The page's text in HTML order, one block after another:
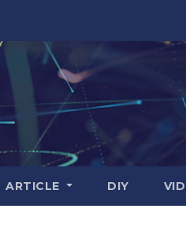
ARTICLE DIY